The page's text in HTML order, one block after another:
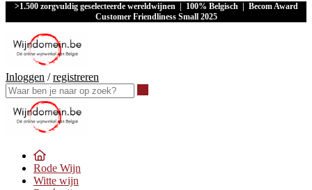
>1.500 zorgvuldig geselecteerde wereldwijnen | 100% Belgisch | Becom Award
Customer Friendliness Small 2025
Inloggen /registreren
Rode Wijn
Witte wijn